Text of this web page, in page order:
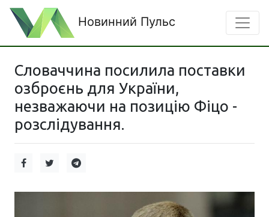
Новинний Пульс
Словаччина посилила поставки
озброєнь для України,
незважаючи на позицію Фіцо -
розслідування.